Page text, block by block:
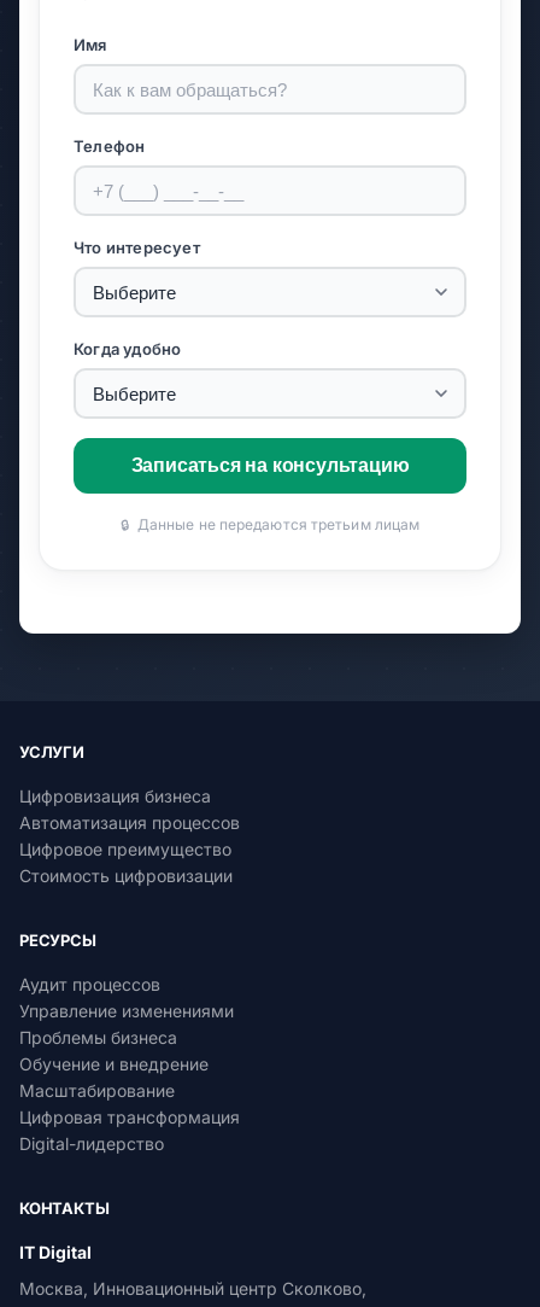
Имя
Телефон
Что интересует
Когда удобно
Записаться на консультацию
🔒 Данные не передаются третьим лицам
УСЛУГИ
Цифровизация бизнеса
Автоматизация процессов
Цифровое преимущество
Стоимость цифровизации
РЕСУРСЫ
Аудит процессов
Управление изменениями
Проблемы бизнеса
Обучение и внедрение
Масштабирование
Цифровая трансформация
Digital-лидерство
КОНТАКТЫ
IT Digital
Москва, Инновационный центр Сколково,